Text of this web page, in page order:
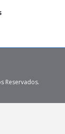
Reservados.